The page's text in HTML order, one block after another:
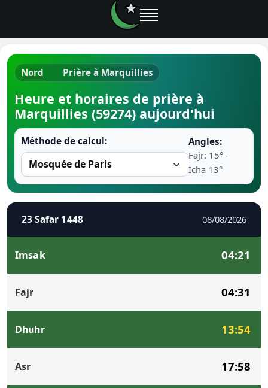
Ramadan
Comment
Nord Prière à Marquillies
Heure et horaires de prière à
Marquillies (59274) aujourd'hui
Méthode de calcul:
Angles:
Fajr: 15° -
Icha 13°
23 Safar 1448 08/08/2026
Imsak 04:21
Fajr 04:31
Dhuhr 13:54
Asr 17:58